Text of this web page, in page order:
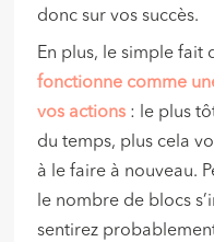
donc sur vos succès.
En plus, le simple fait
fonctionne comme
vos actions : le plus
du temps, plus cela
à le faire à nouveau.
le nombre de blocs
sentirez